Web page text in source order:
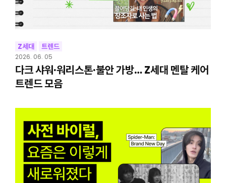
Z세대 트렌드
2026. 06. 05
다크 샤워·워리스톤·불안 가방… Z세대 멘탈 케어
트렌드 모음